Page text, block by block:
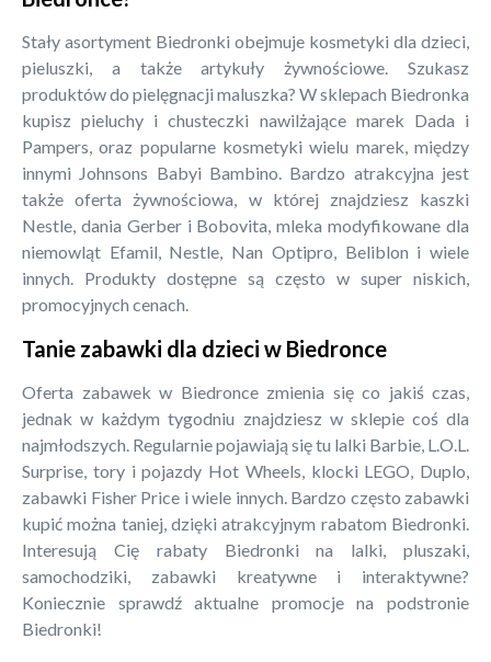
Stały asortyment Biedronki obejmuje kosmetyki dla dzieci,
pieluszki, a także artykuły żywnościowe. Szukasz
produktów do pielęgnacji maluszka? W sklepach Biedronka
kupisz pieluchy i chusteczki nawilżające marek Dada i
Pampers, oraz popularne kosmetyki wielu marek, między
innymi Johnsons Babyi Bambino. Bardzo atrakcyjna jest
także oferta żywnościowa, w której znajdziesz kaszki
Nestle, dania Gerber i Bobovita, mleka modyfikowane dla
niemowląt Efamil, Nestle, Nan Optipro, Beliblon i wiele
innych. Produkty dostępne są często w super niskich,
promocyjnych cenach.
Tanie zabawki dla dzieci w Biedronce
Oferta zabawek w Biedronce zmienia się co jakiś czas,
jednak w każdym tygodniu znajdziesz w sklepie coś dla
najmłodszych. Regularnie pojawiają się tu lalki Barbie, L.O.L.
Surprise, tory i pojazdy Hot Wheels, klocki LEGO, Duplo,
zabawki Fisher Price i wiele innych. Bardzo często zabawki
kupić można taniej, dzięki atrakcyjnym rabatom Biedronki.
Interesują Cię rabaty Biedronki na lalki, pluszaki,
samochodziki, zabawki kreatywne i interaktywne?
Koniecznie sprawdź aktualne promocje na podstronie
Biedronki!